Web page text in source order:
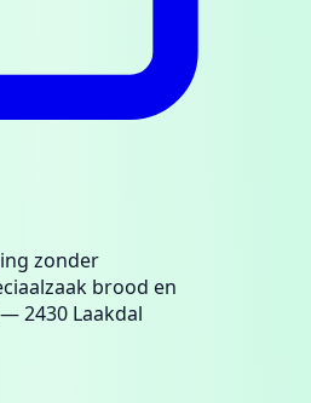
zonder
brood en
— 2430 Laakdal